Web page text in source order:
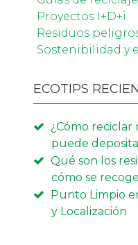
Proyectos I+D+i
Residuos
Sostenibilidad y
ECOTIPS
¿Cómo reciclar
puede
Qué son los
cómo se
Punto Limpio
y Localización